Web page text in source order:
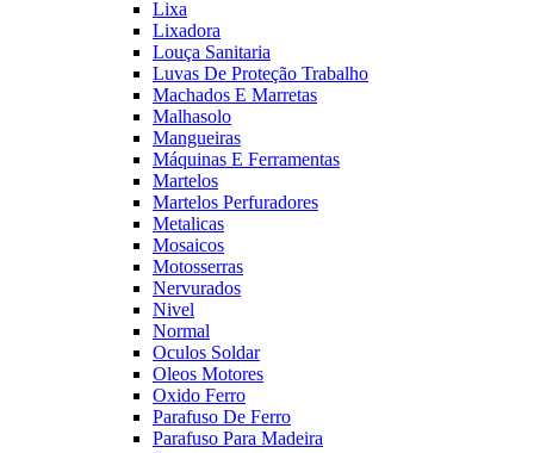
Lixa
Lixadora
Louça Sanitaria
Luvas De Proteção Trabalho
Machados E Marretas
Malhasolo
Mangueiras
Máquinas E Ferramentas
Martelos
Martelos Perfuradores
Metalicas
Mosaicos
Motosserras
Nervurados
Nivel
Normal
Oculos Soldar
Oleos Motores
Oxido Ferro
Parafuso De Ferro
Parafuso Para Madeira